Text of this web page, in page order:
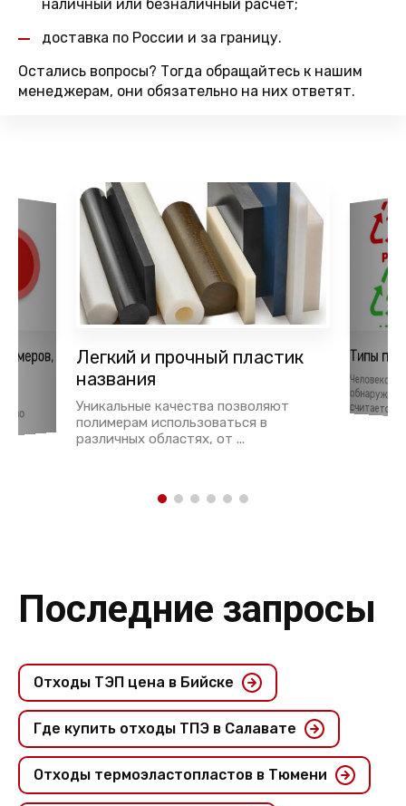
наличный или безналичный расчет;
доставка по России и за границу.
Остались вопросы? Тогда обращайтесь к нашим
менеджерам, они обязательно на них ответят.
Легкий и прочный пластик
названия
Уникальные качества позволяют
полимерам использоваться в
различных областях, от ...
Типы
обнаружил
считается ...
Последние запросы
Отходы ТЭП цена в Бийске
Где купить отходы ТПЭ в Салавате
Отходы термоэластопластов в Тюмени